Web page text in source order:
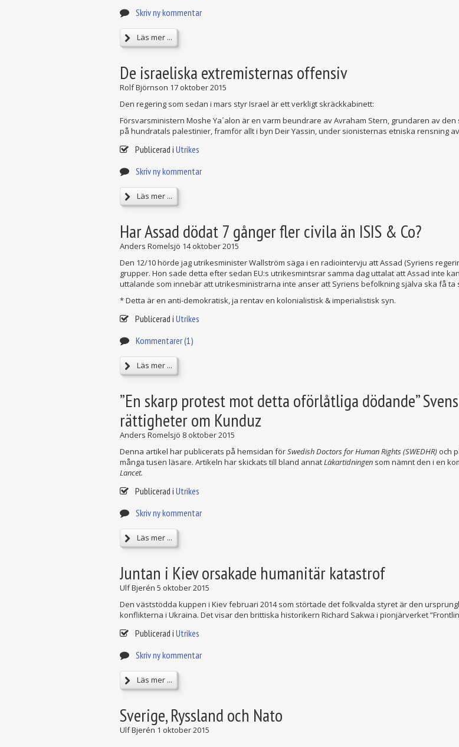
Skriv ny kommentar
Läs mer ...
De israeliska extremisternas offensiv
Rolf Björnson 17 oktober 2015
Den regering som sedan i mars styr Israel är ett verkligt skräckkabinett:
Försvarsministern Moshe Ya´alon är en varm beundrare av Avraham Stern, grundaren av
på hundratals palestinier, framför allt i byn Deir Yassin, under sionisternas etniska rensning
Publicerad i Utrikes
Skriv ny kommentar
Läs mer ...
Har Assad dödat 7 gånger fler civila än ISIS & Co?
Anders Romelsjö 14 oktober 2015
Den 12/10 hörde jag utrikesminister Wallström säga i en radiointervju att Assad (Syriens
grupper. Hon sade detta efter sedan EU:s utrikesmintsrar samma dag uttalat att Assad inte
uttalande som innebär att utrikesministrarna inte anser att Syriens befolkning själva ska få ta
* Detta är en anti-demokratisk, ja rentav en kolonialistisk & imperialistisk syn.
Publicerad i Utrikes
Kommentarer (1)
Läs mer ...
”En skarp protest mot detta oförlåtliga dödande”
rättigheter om Kunduz
Anders Romelsjö 8 oktober 2015
Denna artikel har publicerats på hemsidan förSwedish Doctors for Human Rights (SWEDHR) och
många tusen läsare. Artikeln har skickats till bland annatLäkartidningen som nämnt den i en
Lancet.
Publicerad i Utrikes
Skriv ny kommentar
Läs mer ...
Juntan i Kiev orsakade humanitär katastrof
Ulf Bjerén 5 oktober 2015
Den väststödda kuppen i Kiev februari 2014 som störtade det folkvalda styret är den
konflikterna i Ukraina. Det visar den brittiska historikern Richard Sakwa i pionjärverket
Publicerad i Utrikes
Skriv ny kommentar
Läs mer ...
Sverige, Ryssland och Nato
Ulf Bjerén 1 oktober 2015